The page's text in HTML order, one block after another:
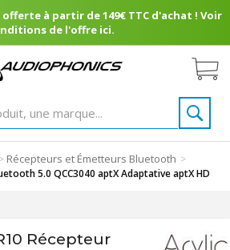
à partir de 149€ TTC d'achat ! Voir
de l'offre ici.
> Récepteurs et Émetteurs Bluetooth >
5.0 QCC3040 aptX Adaptative aptX HD
Récepteur